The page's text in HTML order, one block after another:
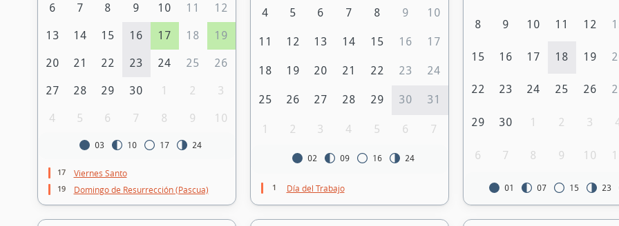
6 7 8 9 10 11 12
13 14 15 16 17 18 19
20 21 22 23 24 25 26
27 28 29 30 1 2 3
4 5 6 7 8 9 10
03 10 17 24
17 Viernes Santo
19 Domingo de Resurrección (Pascua)
4 5 6 7 8 9 10
11 12 13 14 15 16 17
18 19 20 21 22 23 24
25 26 27 28 29 30 31
1 2 3 4 5 6 7
02 09 16 24
1 Día del Trabajo
8 9 10 11 12
15 16 17 18 19
22 23 24 25 26
29 30 1 2 3
6 7 8 9 10
01 07 15 23